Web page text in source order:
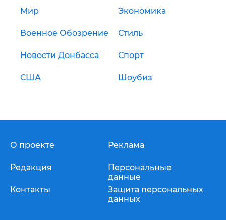
Мир Экономика
Военное Обозрение Стиль
Новости Донбасса Спорт
США Шоубиз
О проекте
Редакция
Контакты
Реклама
Персональные
данные
Защита персональных
данных